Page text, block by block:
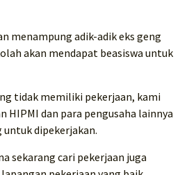
menampung adik-adik eks geng
akan mendapat beasiswa untuk
tidak memiliki pekerjaan, kami
HIPMI dan para pengusaha lainnya
untuk dipekerjakan.
sekarang cari pekerjaan juga